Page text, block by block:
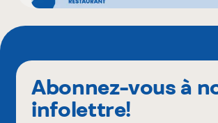
Abonnez-vous à
infolettre!